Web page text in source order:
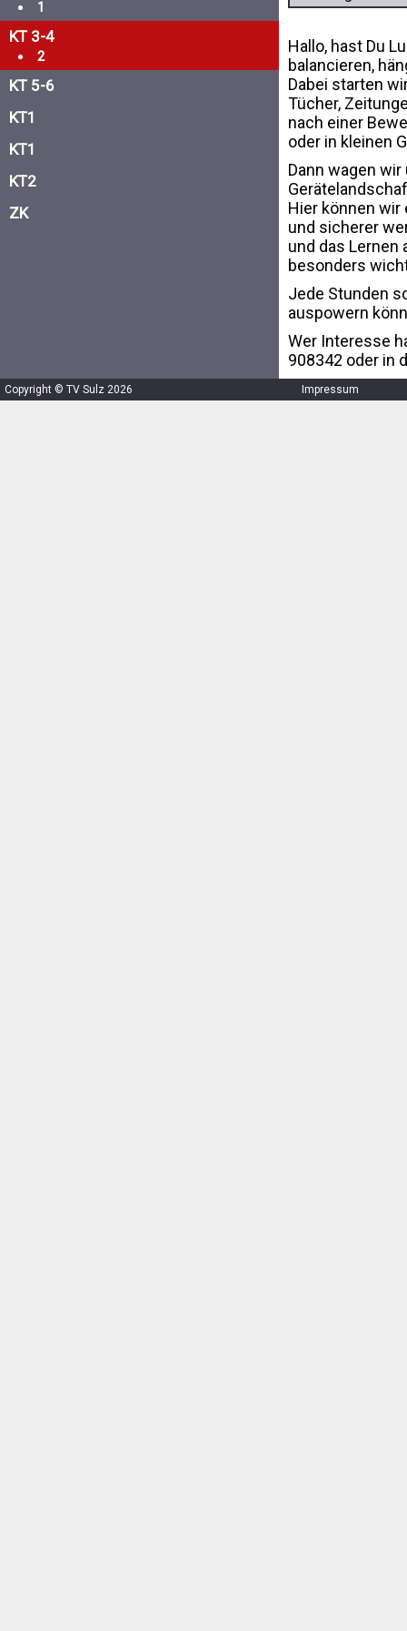
1
KT 3-4
2
KT 5-6
KT1
KT1
KT2
ZK
Hallo, hast Du
balancieren,
Dabei starten
Tücher,
nach einer
oder in kleinen
Dann wagen
Hier können
und sicherer
und das
besonders
Jede Stunden
auspowern
Wer Interesse
908342 oder in
Copyright © TV Sulz 2026 Impressum